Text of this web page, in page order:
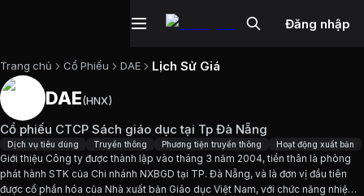
Đăng nhập
Trang chủ Cổ Phiếu DAE Lịch Sử Giá
Cổ phiếuDAE
Cập nhật: 7/8/2026
Ngành: Dịch vụ tiêu dùng, Truyền thông, Phương tiện
DAE(HNX)
Cổ phiếu CTCP Sách giáo dục tại Tp Đà Nẵng
Dịch vụ tiêu dùng Truyền thông Phương tiện truyền thông Hoạt động xuất bản
Giới thiệu Công ty được thành lập vào tháng 3 năm 2004, tiền thân là phòng
phát hành STK của Chi nhánh NXBGD tại TP. Đà Nẵng, và là đơn vị đầu tiên
được cổ phần hóa của Nhà xuất bản Giáo dục Việt Nam, với chức năng nhiệm